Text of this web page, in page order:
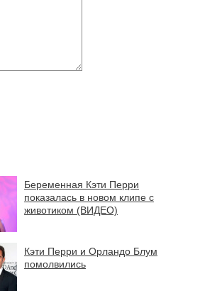
Беременная Кэти Перри
показалась в новом клипе с
животиком (ВИДЕО)
Кэти Перри и Орландо Блум
помолвились